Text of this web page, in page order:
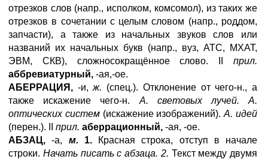
отрезков слов (напр., исполком, комсомол), из таких же
отрезков в сочетании с целым словом (напр., роддом,
запчасти), а также из начальных звуков слов или
названий их начальных букв (напр., вуз, АТС, МХАТ,
ЭВМ, СКВ), сложносокращённое слово. II прил.
аббревиатурный, -ая,-ое.
АБЕРРАЦИЯ, -и,ж. (спец.). Отклонение от чего-н., а
также искажение чего-н. А. световых лучей. А.
оптических систем(искажение изображений).А. идей
(перен.). II прил. аберрационный, -ая, -ое.
АБЗАЦ, -а, м. 1.Красная строка, отступ в начале
строки. Начать писать с абзаца. 2. Текст между двумя